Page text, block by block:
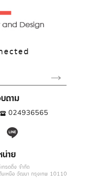
ถาม
024936565
าย
ทรดดิ้ง จำกัด
หนือ วัฒนา กรุงเทพ 10110